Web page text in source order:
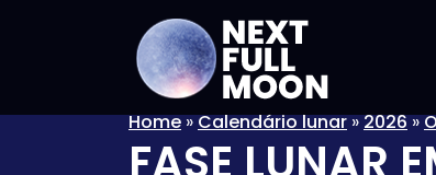
Home»Calendário lunar»2026»